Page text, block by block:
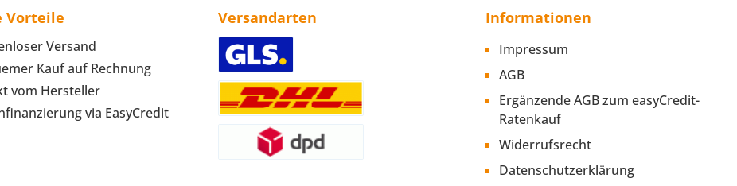
Vorteile
Versand
Kauf auf Rechnung
vom Hersteller
via EasyCredit
Versandarten Informationen
Impressum
AGB
Ergänzende AGB zum easyCredit-
Ratenkauf
Widerrufsrecht
Datenschutzerklärung